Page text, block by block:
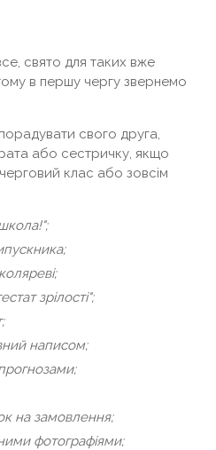
свято для таких вже
в першу чергу звернемо
свого друга,
або сестричку, якщо
клас або зовсім
зрілості";
написом;
на замовлення;
фотографіями;